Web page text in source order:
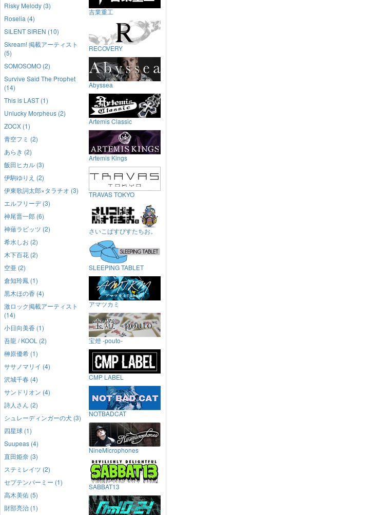
Risky Melody (3)
Roselia (4)
SILENT SIREN (10)
Skream! 掲載アーティスト
(5)
SOMOSOMO (2)
Survive Said The Prophet
(14)
This is LAST (1)
Unlucky Morpheus (2)
ZOCX (1)
青空フミ (2)
あらき (2)
飯田ヒカル (3)
伊駒ゆりえ (2)
伊東歌詞太郎×タラチオ (3)
エルフリーデ (3)
神尾晋一郎 (6)
神薙ラビッツ (2)
希水しお (2)
木下百花 (2)
空亜 (2)
倉知玲鳳 (1)
黒木ほの香 (4)
激ロック掲載アーティスト
(14)
小日向美香 (1)
吾龍 / KOOL (2)
榊原優希 (1)
ササノマリイ (4)
沢城千春 (4)
サンドリオン (4)
詩人さん (2)
シュレーディンガーの犬 (3)
四星球 (1)
Suupeas (4)
直田姫奈 (3)
ステミレイツ (2)
セプテンバーミー (1)
高木美佑 (5)
財部亮治 (1)
吉業重工
RECOVERY
Abyssea
Artemis Classic
Artemis Kings
TRAVAS TOKYO
さいこぱすぴすたちお。
SLEEPING TABLET
アマツカミ
宝燈 -pouto-
CMP LABEL
NOTBADCAT
NineMicrophones
SABBAT13